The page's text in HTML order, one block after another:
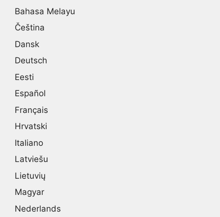
Bahasa Melayu
Čeština
Dansk
Deutsch
Eesti
Español
Français
Hrvatski
Italiano
Latviešu
Lietuvių
Magyar
Nederlands